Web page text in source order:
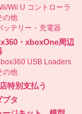
Wii U コントローラ
の他
ッテリー・充電器
・xboxOne周辺
USB Loaders
の他
特別支払う
プタ